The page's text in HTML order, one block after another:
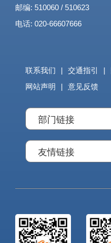
邮编: 510060 / 510623
电话: 020-66607666
联系我们 交通指引
网站声明
意见反馈